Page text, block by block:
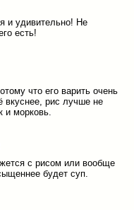
и удивительно! Не
есть!
что его варить очень
рис лучше не
и морковь.
с рисом или вообще
будет суп.